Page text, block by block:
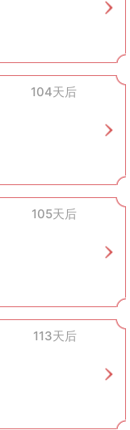
104天后
105天后
113天后